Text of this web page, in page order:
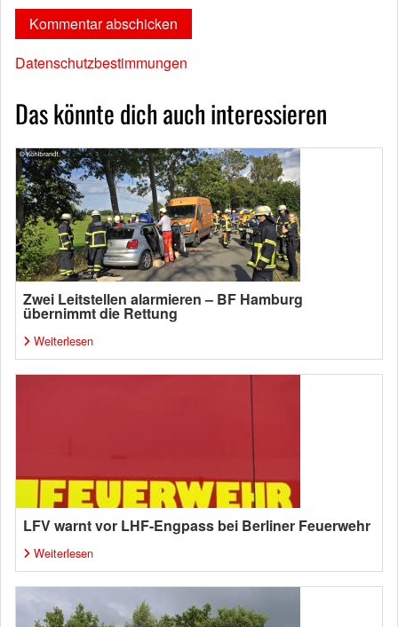
Datenschutzbestimmungen
Das könnte dich auch interessieren
Zwei Leitstellen alarmieren – BF Hamburg
übernimmt die Rettung
Weiterlesen
LFV warnt vor LHF-Engpass bei Berliner Feuerwehr
Weiterlesen